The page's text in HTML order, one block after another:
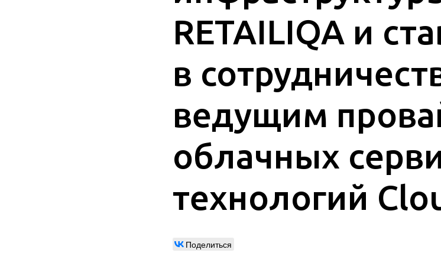
RETAILIQA и
в
ведущим
облачных
технологий
Поделиться